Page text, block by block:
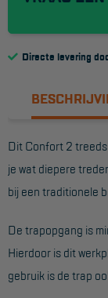
CombiDeals
MAATWERK
VERHUUR
Steigers
Rolsteigers
Directe levering
Dit Confort 2
je wat diepere
bij een traditionele
De trapopgang is
Hierdoor is dit
gebruik is de trap